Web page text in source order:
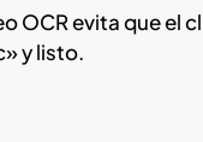
OCR evita que el
y listo.